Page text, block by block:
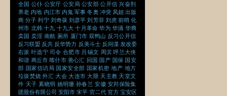
全国 公仆 公安厅 公安局 公安部 公开信 兴奋剂
养老 内地 内江市 内鬼 军事 冬奥 冲突 凤姐 出版
商 分子 列宁 刘奇葆 刘彦平 刘芳菲 刘虎 前哨 化
州市 北韩 十九 十九大 十月革命 华为 华涌 华裔
卖国 卖淫 南航 厕所 厦门市 双鸭山 反习公开信
反习联盟 反共 反华势力 反美斗士 反间谍 发改委
右派 叶选宁 司令 合肥市 吕锡文 周滨 呼兰大侠
和谐 商丘市 喀什市 善心汇 回国 国产 国保 国安
部 国家信访局 国家安全部 国家机密 地产 地方
垃圾焚烧 外汇 大会 大连市 大限 天主教 天堂文
件 天子 奚晓明 姚明珊 孙春兰 安徽 安邦保险集
团股份有限公司 安阳市 宋平 官二代 官方 宝安区